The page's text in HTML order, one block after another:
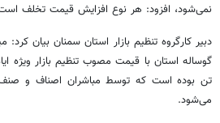
نمی‌شود، افزود: هر نوع افزایش قیمت تخلف
دبیر کارگروه تنظیم بازار استان سمنان بیان
تن بوده است که توسط مباشران اصناف و صنف
می‌شود.